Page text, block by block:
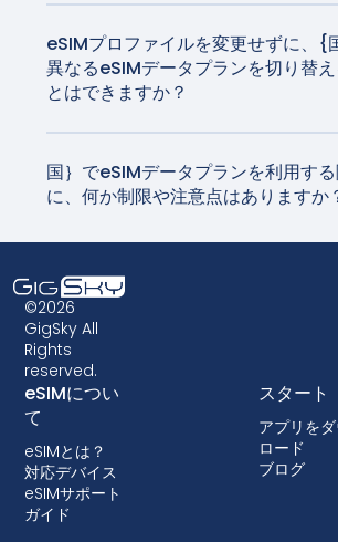
は、高品質で信頼性の高いネットワ
を、自国の通信事業者が請求するデ
グ料金の数分の一で提供します。
eSIMプロファイルを変更せずに、{
異なるeSIMデータプランを切り替え
とはできますか？
とができます。これはシームレスな
実物SIMカードの入れ替える必要は
深く心掛ける時代は終わりました。
国｝でeSIMデータプランを利用す
に、何か制限や注意点はありますか
バイスが対応していることを確認す
欠です。さらに、一部の古いデバイ
ノロジーに対応していない場合があ
データプランを選ぶ前に互換性を確
非常に重要です。また、キャリアに
eSIMを使用できないように端末をロ
場合があります。ロックはほとんど
れていないが、ロックが行われる場
どの場合、デバイスが融資されてい
ドプランに付属している。
©2026
GigSky All
Rights
reserved.
eSIMについ
て
eSIMとは？
対応デバイス
eSIMサポート
ガイド
スタート
アプリを
ロード
ブログ